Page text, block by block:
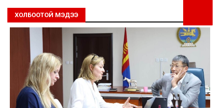
ХОЛБООТОЙ МЭДЭЭ